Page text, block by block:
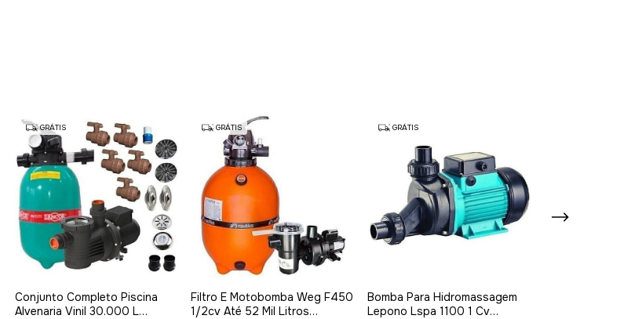
GRÁTIS
Conjunto Completo Piscina
Alvenaria Vinil 30.000 L
GRÁTIS
Filtro E Motobomba Weg F450
1/2cv Até 52 Mil Litros
GRÁTIS
Bomba Para Hidromassagem
Lepono Lspa 1100 1 Cv